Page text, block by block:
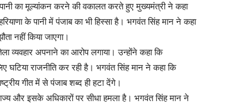
का मूल्यांकन करने की वकालत करते हुए मुख्यमंत्री ने कहा
के पानी में पंजाब का भी हिस्सा है। भगवंत सिंह मान ने कहा
नहीं किया जाएगा।
व्यवहार अपनाने का आरोप लगाया। उन्होंने कहा कि
घटिया राजनीति कर रही है। भगवंत सिंह मान ने कहा कि
गीत में से पंजाब शब्द ही हटा देंगे।
और इसके अधिकारों पर सीधा हमला है। भगवंत सिंह मान ने